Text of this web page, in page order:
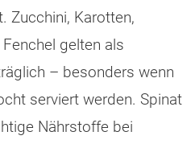
Zucchini, Karotten,
gelten als
– besonders wenn
serviert werden. Spinat
Nährstoffe bei